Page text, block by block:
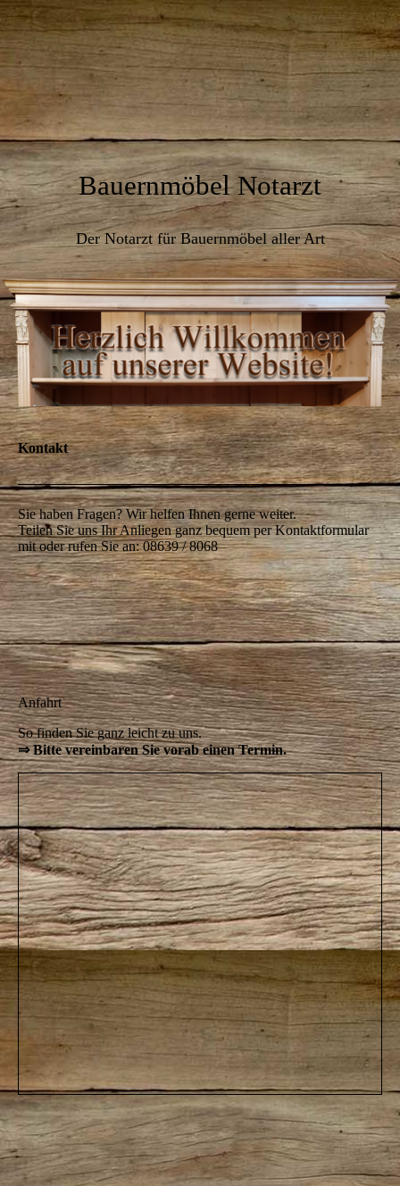
Bauernmöbel Notarzt
Der Notarzt für Bauernmöbel aller Art
Kontakt
Sie haben Fragen? Wir helfen Ihnen gerne weiter.
Teilen Sie uns Ihr Anliegen ganz bequem per Kontaktformular
mit oder rufen Sie an: 08639 / 8068
Anfahrt
So finden Sie ganz leicht zu uns.
⇒Bitte vereinbaren Sie vorab einen Termin.